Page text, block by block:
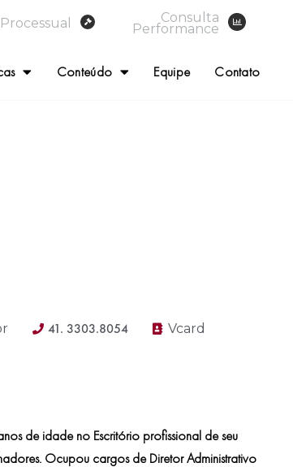
Consulta
Performance
Conteúdo Equipe Contato
41. 3303.8054
Vcard
de idade no Escritório profissional de seu
Ocupou cargos de Diretor Administrativo